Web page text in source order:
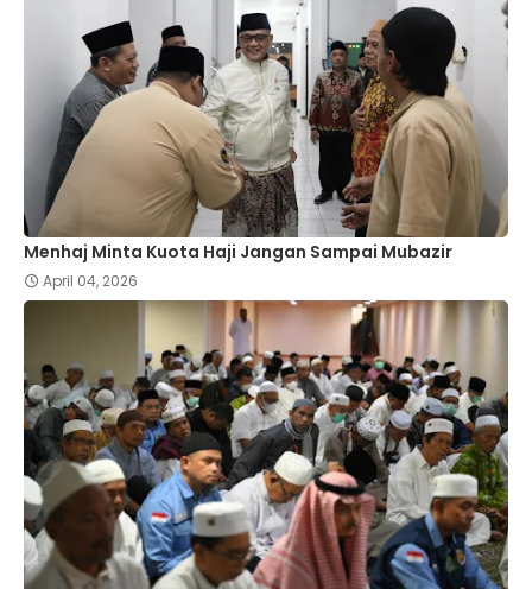
Menhaj Minta Kuota Haji Jangan Sampai Mubazir
April 04, 2026